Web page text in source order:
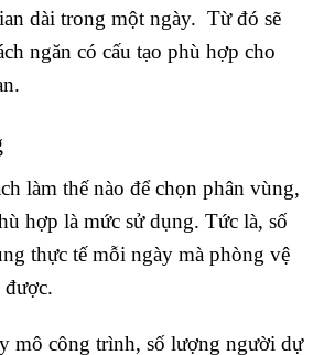
dài trong một ngày. Từ đó sẽ
ngăn có cấu tạo phù hợp cho
làm thế nào để chọn phân vùng,
hợp là mức sử dụng. Tức là, số
thực tế mỗi ngày mà phòng vệ
được.
mô công trình, số lượng người dự